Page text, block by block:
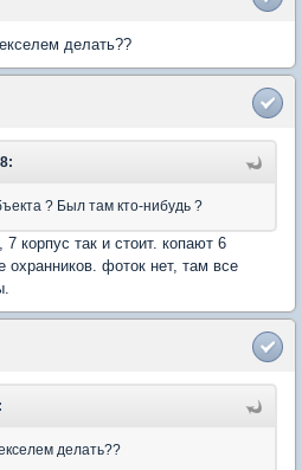
делать??
? Был там кто-нибудь ?
корпус так и стоит. копают 6
охранников. фоток нет, там все
делать??